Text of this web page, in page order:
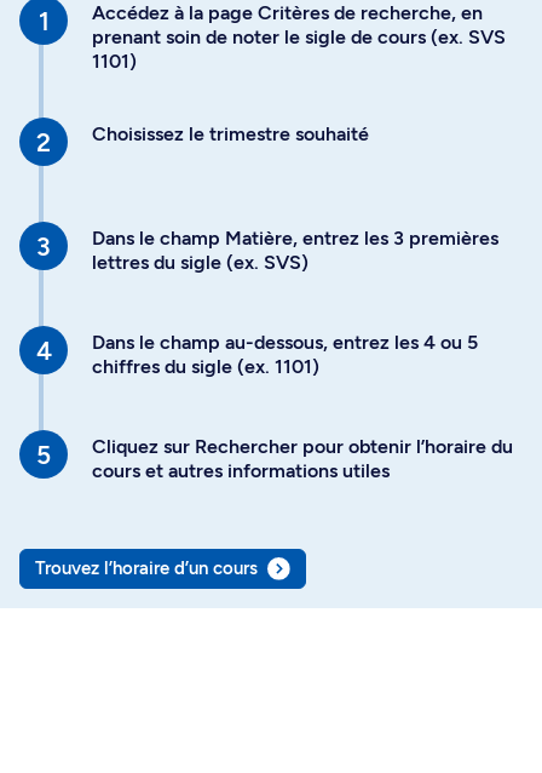
Accédez à la page Critères de recherche, en
prenant soin de noter le sigle de cours (ex. SVS
1101)
Choisissez le trimestre souhaité
Dans le champ Matière, entrez les 3 premières
lettres du sigle (ex. SVS)
Dans le champ au-dessous, entrez les 4 ou 5
chiffres du sigle (ex. 1101)
Cliquez sur Rechercher pour obtenir l’horaire du
cours et autres informations utiles
Trouvez l’horaire d’un cours